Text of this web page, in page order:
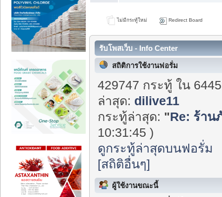
ไม่มีกระทู้ใหม่ Redirect Board
รับโพสเว็บ - Info Center
สถิติการใช้งานฟอรั่ม
429747 กระทู้ ใน
ล่าสุด: dilive11
กระทู้ล่าสุด: "Re: ร้า
10:31:45 )
ดูกระทู้ล่าสุดบนฟอรั่ม
[สถิติอื่นๆ]
ผู้ใช้งานขณะนี้